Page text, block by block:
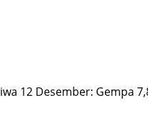
12 Desember: Gempa